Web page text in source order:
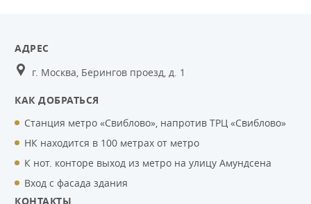
АДРЕС
г. Москва, Берингов проезд, д. 1
КАК ДОБРАТЬСЯ
Станция метро «Свиблово», напротив ТРЦ «Свиблово»
НК находится в 100 метрах от метро
К нот. конторе выход из метро на улицу Амундсена
Вход с фасада здания
КОНТАКТЫ